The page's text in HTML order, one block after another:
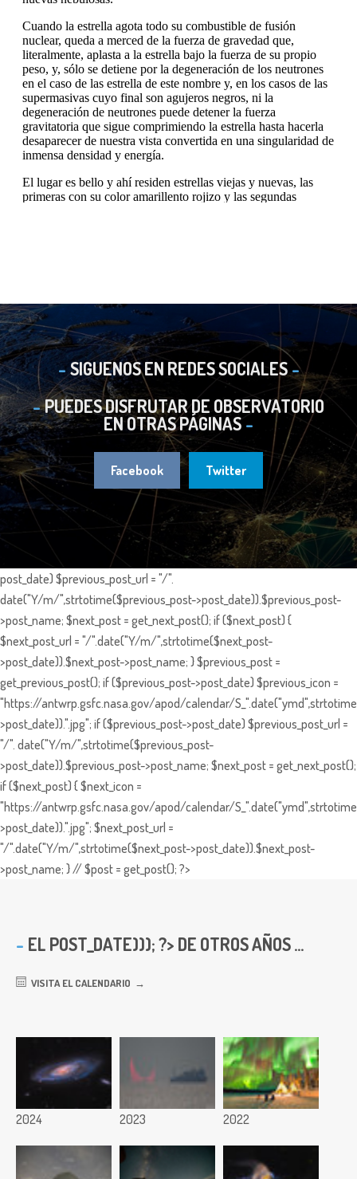
SIGUENOS EN REDES SOCIALES
PUEDES DISFRUTAR DE OBSERVATORIO
EN OTRAS PÁGINAS
Facebook Twitter
post_date) $previous_post_url = "/".
date("Y/m/",strtotime($previous_post->post_date)).$previous_post-
>post_name; $next_post = get_next_post(); if ($next_post) {
$next_post_url = "/".date("Y/m/",strtotime($next_post-
>post_date)).$next_post->post_name; } $previous_post =
get_previous_post(); if ($previous_post->post_date) $previous_icon =
"https://antwrp.gsfc.nasa.gov/apod/calendar/
>post_date)).".jpg"; if ($previous_post->post_date) $previous_post_url =
"/". date("Y/m/",strtotime($previous_post-
>post_date)).$previous_post->post_name; $next_post = get_next_post();
if ($next_post) { $next_icon =
"https://antwrp.gsfc.nasa.gov/apod/calendar/
>post_date)).".jpg"; $next_post_url =
"/".date("Y/m/",strtotime($next_post->post_date)).$next_post-
>post_name; } // $post = get_post(); ?>
EL POST_DATE))); ?> DE OTROS AÑOS ...
VISITA EL CALENDARIO
2024 2023 2022